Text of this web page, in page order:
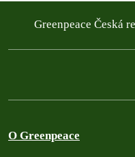
Greenpeace Česká
O Greenpeace